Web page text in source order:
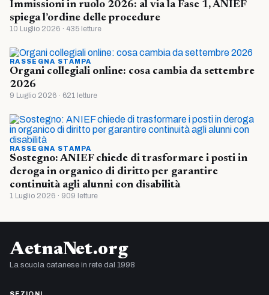
Immissioni in ruolo 2026: al via la Fase 1, ANIEF
spiega l’ordine delle procedure
10 Luglio 2026 · 435 letture
RASSEGNA STAMPA
Organi collegiali online: cosa cambia da settembre
2026
9 Luglio 2026 · 621 letture
RASSEGNA STAMPA
Sostegno: ANIEF chiede di trasformare i posti in
deroga in organico di diritto per garantire
continuità agli alunni con disabilità
1 Luglio 2026 · 909 letture
AetnaNet.org
La scuola catanese in rete dal 1998